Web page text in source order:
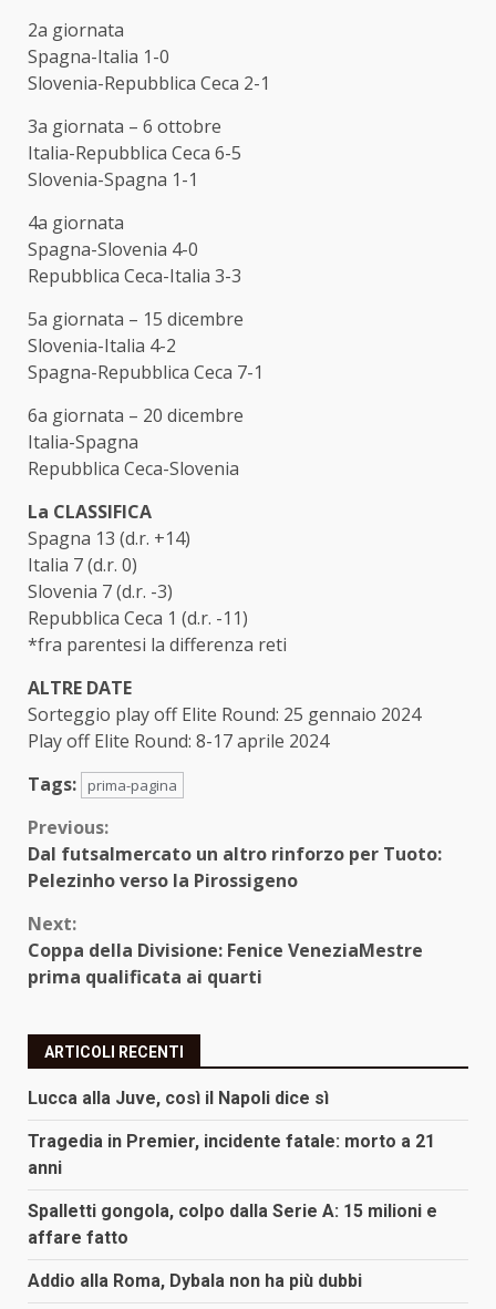
2a giornata
Spagna-Italia 1-0
Slovenia-Repubblica Ceca 2-1
3a giornata – 6 ottobre
Italia-Repubblica Ceca 6-5
Slovenia-Spagna 1-1
4a giornata
Spagna-Slovenia 4-0
Repubblica Ceca-Italia 3-3
5a giornata – 15 dicembre
Slovenia-Italia 4-2
Spagna-Repubblica Ceca 7-1
6a giornata – 20 dicembre
Italia-Spagna
Repubblica Ceca-Slovenia
La CLASSIFICA
Spagna 13 (d.r. +14)
Italia 7 (d.r. 0)
Slovenia 7 (d.r. -3)
Repubblica Ceca 1 (d.r. -11)
*fra parentesi la differenza reti
ALTRE DATE
Sorteggio play off Elite Round: 25 gennaio 2024
Play off Elite Round: 8-17 aprile 2024
Tags:
prima-pagina
Continue
Reading
Previous:
Dal futsalmercato un altro rinforzo per Tuoto:
Pelezinho verso la Pirossigeno
Next:
Coppa della Divisione: Fenice VeneziaMestre
prima qualificata ai quarti
ARTICOLI RECENTI
Lucca alla Juve, così il Napoli dice sì
Tragedia in Premier, incidente fatale: morto a 21
anni
Spalletti gongola, colpo dalla Serie A: 15 milioni e
affare fatto
Addio alla Roma, Dybala non ha più dubbi